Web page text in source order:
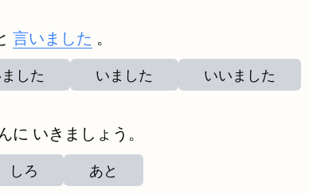
言いました 。
した いました いいました
に いきましょう。
しろ あと